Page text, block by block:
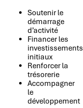
Soutenir le
démarrage
d’activité
Financer les
investissements
initiaux
Renforcer la
trésorerie
Accompagner
le
développement